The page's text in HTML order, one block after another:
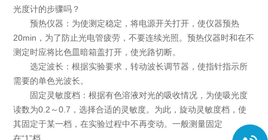
光度计的步骤吗？
预热仪器：为使测定稳定，将电源开关打开，使仪器预热
20min，为了防止光电管疲劳，不要连续光照。预热仪器时和在不
测定时应将比色皿暗箱盖打开，使光路切断。
选定波长：根据实验要求，转动波长调节器，使指针指示所
需要的单色光波长。
固定灵敏度档：根据有色溶液对光的吸收情况，为使吸光度
读数为0.2～0.7，选择合适的灵敏度。为此，旋动灵敏度档，使
其固定于某一档，在实验过程中不再变动。一般测量固定